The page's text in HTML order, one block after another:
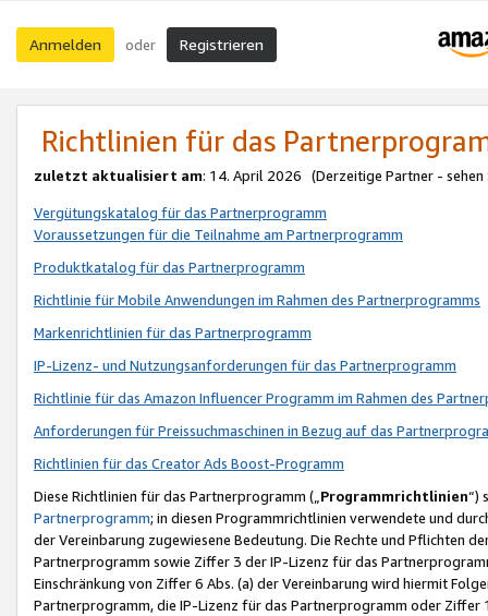
Anmelden oder Registrieren
Richtlinien für das
zuletzt aktualisiert am: 14. April 2026 (Derzeitige Partner - sehen
Vergütungskatalog für das Partnerprogramm
Voraussetzungen für die Teilnahme am Partnerprogramm
Produktkatalog für das Partnerprogramm
Richtlinie für Mobile Anwendungen im Rahmen des Partnerprogramms
Markenrichtlinien für das Partnerprogramm
IP-Lizenz- und Nutzungsanforderungen für das Partnerprogramm
Richtlinie für das Amazon Influencer Programm im Rahmen des
Anforderungen für Preissuchmaschinen in Bezug auf das
Richtlinien für das Creator Ads Boost-Programm
Diese Richtlinien für das Partnerprogramm („Programmrichtlinien“)
Partnerprogramm; in diesen Programmrichtlinien verwendete und
der Vereinbarung zugewiesene Bedeutung. Die Rechte und Pflichten
Partnerprogramm sowie Ziffer 3 der IP-Lizenz für das
Einschränkung von Ziffer 6 Abs. (a) der Vereinbarung wird hiermit
Partnerprogramm, die IP-Lizenz für das Partnerprogramm oder